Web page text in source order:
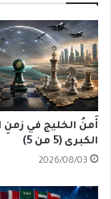
أَمنُ الخليج في زمنِ
الكبرى (5 من 5)
2026/08/03